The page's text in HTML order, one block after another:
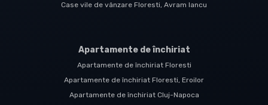
Case vile de vânzare Floresti, Avram Iancu
Apartamente de închiriat
Apartamente de închiriat Floresti
Apartamente de închiriat Floresti, Eroilor
Apartamente de închiriat Cluj-Napoca